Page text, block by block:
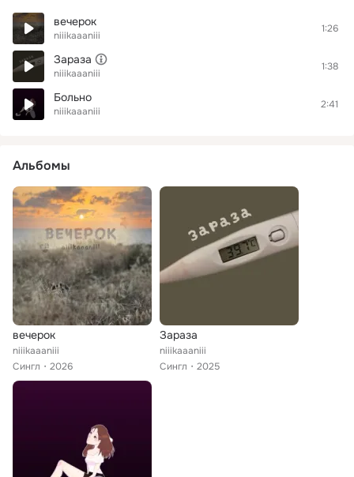
вечерок
niiikaaaniii
1:26
Зараза
niiikaaaniii
1:38
Больно
niiikaaaniii
2:41
Альбомы
вечерок
niiikaaaniii
Сингл
2026
Зараза
niiikaaaniii
Сингл
2025